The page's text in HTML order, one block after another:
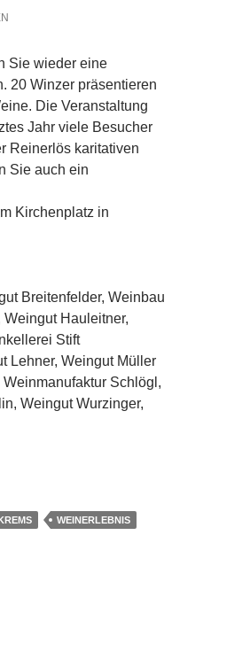
Sie wieder eine
20 Winzer präsentieren
Die Veranstaltung
Jahr viele Besucher
Reinerlös karitativen
Sie auch ein
Kirchenplatz in
Breitenfelder, Weinbau
Hauleitner,
Stift
Lehner, Weingut Müller
Schlögl,
Weingut Wurzinger,
WEINERLEBNIS